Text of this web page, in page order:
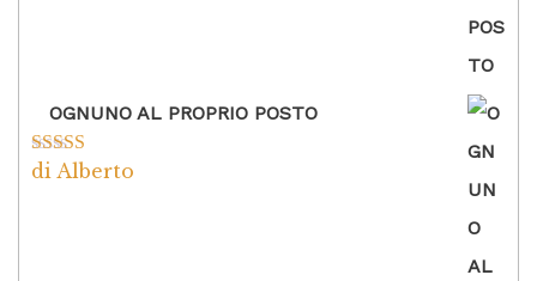
OGNUNO AL PROPRIO POSTO
Valutato5su
di Alberto